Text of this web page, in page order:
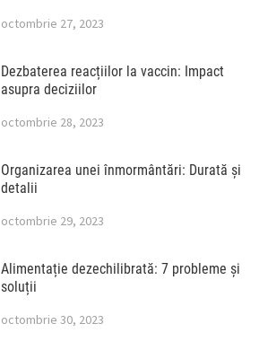
octombrie 27, 2023
Dezbaterea reacțiilor la vaccin: Impact
asupra deciziilor
octombrie 28, 2023
Organizarea unei înmormântări: Durată și
detalii
octombrie 29, 2023
Alimentație dezechilibrată: 7 probleme și
soluții
octombrie 30, 2023